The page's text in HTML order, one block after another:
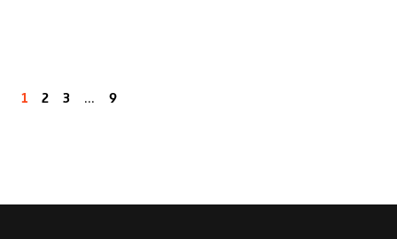
1 2 3 ... 9